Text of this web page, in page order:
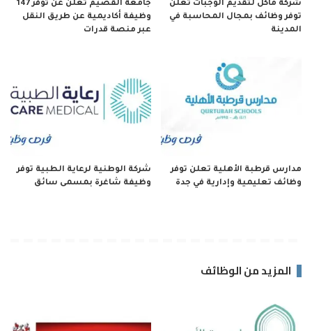
شركة مأكل لتقديم الوجبات تعلن
توفر وظائف بمجال المحاسبة في
المدينة
جامعة القصيم تعلن عن توفر 147
وظيفة أكاديمية عن طريق النقل
عبر منصة قدرات
مدارس قرطبة الأهلية تعلن توفر
وظائف تعليمية وإدارية في جدة
شركة الوطنية لرعاية الطبية توفر
وظيفة شاغرة بمسمى سائق
المزيد من الوظائف